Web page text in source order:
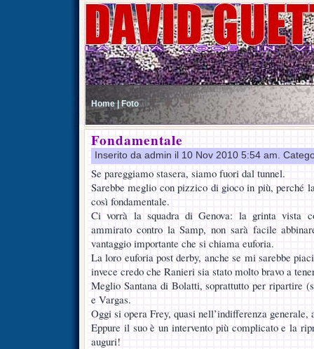
Home | Foto
Fondamentale
Inserito da admin il 10 Nov 2010 5:54 am.
Se pareggiamo stasera, siamo fuori dal tunnel.
Sarebbe meglio con pizzico di gioco in più, perché
così fondamentale.
Ci vorrà la squadra di Genova: la grinta vista
ammirato contro la Samp, non sarà facile
vantaggio importante che si chiama euforia.
La loro euforia post derby, anche se mi sarebbe
invece credo che Ranieri sia stato molto bravo a
Meglio Santana di Bolatti, soprattutto per ripartire
e Vargas.
Oggi si opera Frey, quasi nell’indifferenza
Eppure il suo è un intervento più complicato e la
auguri!